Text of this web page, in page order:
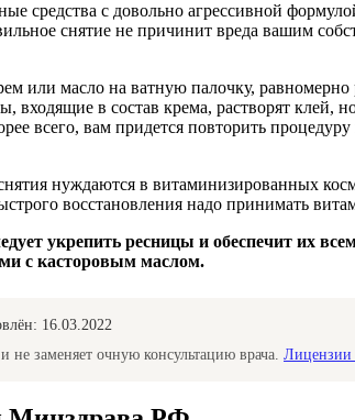
средства с довольно агрессивной
снятие не причинит вреда вашим
или масло на ватную палочку, равномерно
в состав крема, растворят клей,
всего, вам придется повторить процедуру
нуждаются в витаминизированных
восстановления надо принимать
укрепить ресницы и обеспечит их
с касторовым маслом.
16.03.2022
заменяет очную консультацию врача. Лицензии